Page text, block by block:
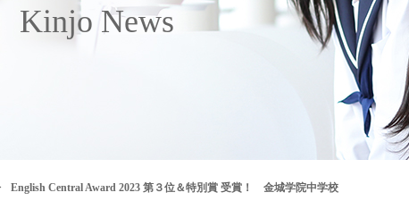
Kinjo News
English Central Award 2023 第３位＆特別賞 受賞！ 金城学院中学校